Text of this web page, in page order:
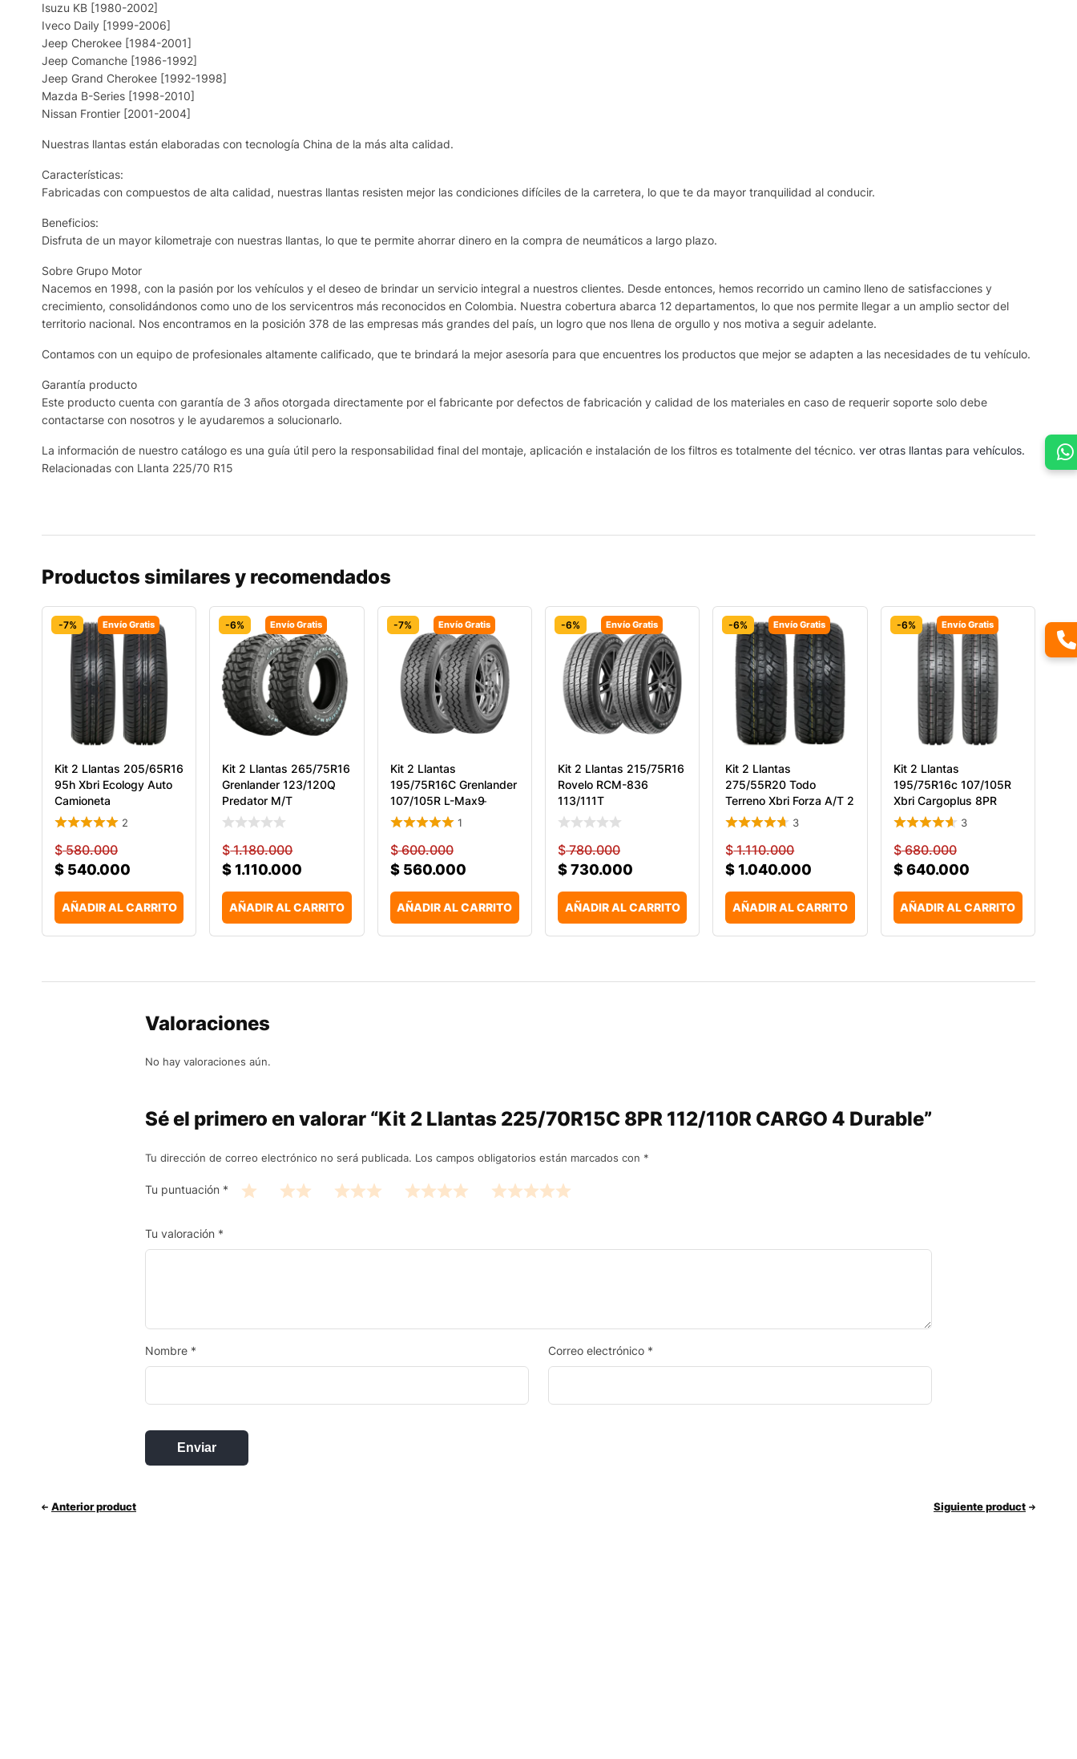
Isuzu KB [1980-2002]
Iveco Daily [1999-2006]
Jeep Cherokee [1984-2001]
Jeep Comanche [1986-1992]
Jeep Grand Cherokee [1992-1998]
Mazda B-Series [1998-2010]
Nissan Frontier [2001-2004]
Nuestras llantas están elaboradas con tecnología China de la más alta calidad.
Características:
Fabricadas con compuestos de alta calidad, nuestras llantas resisten mejor las condiciones difíciles de la carretera, lo que te da mayor tranquilidad al conducir.
Beneficios:
Disfruta de un mayor kilometraje con nuestras llantas, lo que te permite ahorrar dinero en la compra de neumáticos a largo plazo.
Sobre Grupo Motor
Nacemos en 1998, con la pasión por los vehículos y el deseo de brindar un servicio integral a nuestros clientes. Desde entonces, hemos recorrido un camino lleno de satisfacciones y
crecimiento, consolidándonos como uno de los servicentros más reconocidos en Colombia. Nuestra cobertura abarca 12 departamentos, lo que nos permite llegar a un amplio sector del
territorio nacional. Nos encontramos en la posición 378 de las empresas más grandes del país, un logro que nos llena de orgullo y nos motiva a seguir adelante.
Contamos con un equipo de profesionales altamente calificado, que te brindará la mejor asesoría para que encuentres los productos que mejor se adapten a las necesidades de tu vehículo.
Garantía producto
Este producto cuenta con garantía de 3 años otorgada directamente por el fabricante por defectos de fabricación y calidad de los materiales en caso de requerir soporte solo debe
contactarse con nosotros y le ayudaremos a solucionarlo.
La información de nuestro catálogo es una guía útil pero la responsabilidad final del montaje, aplicación e instalación de los filtros es totalmente del técnico. ver otras llantas para vehículos.
Relacionadas con Llanta 225/70 R15
Productos similares y recomendados
-7% Envío Gratis
Kit 2 Llantas 205/65R16
95h Xbri Ecology Auto
Camioneta
2
$580.000
$ 540.000
AÑADIR AL CARRITO
-6% Envío Gratis
Kit 2 Llantas 265/75R16
Grenlander 123/120Q
Predator M/T
$1.180.000
$1.110.000
AÑADIR AL CARRITO
-7% Envío Gratis
Kit 2 Llantas
195/75R16C Grenlander
107/105R L-Max9 ̵
1
$600.000
$560.000
AÑADIR AL CARRITO
-6% Envío Gratis
Kit 2 Llantas 215/75R16
Rovelo RCM-836
113/111T
$780.000
$730.000
AÑADIR AL CARRITO
-6% Envío Gratis
Kit 2 Llantas
275/55R20 Todo
Terreno Xbri Forza A/T 2
117
3
$1.110.000
$1.040.000
AÑADIR AL CARRITO
-6% Envío Gratis
Kit 2 Llantas
195/75R16c 107/105R
Xbri Cargoplus 8PR
Carg
3
$680.000
$640.000
AÑADIR AL CARRITO
Valoraciones
No hay valoraciones aún.
Sé el primero en valorar “Kit 2 Llantas 225/70R15C 8PR 112/110R CARGO 4 Durable”
Tu dirección de correo electrónico no será publicada. Los campos obligatorios están marcados con *
Tu puntuación *
Tu valoración *
Nombre * Correo electrónico *
Anterior product Siguiente product